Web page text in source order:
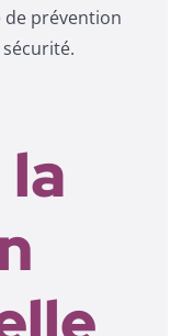
de prévention